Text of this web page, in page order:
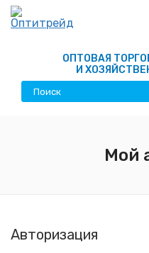
ОПТОВАЯ
И
Мой
Авторизация